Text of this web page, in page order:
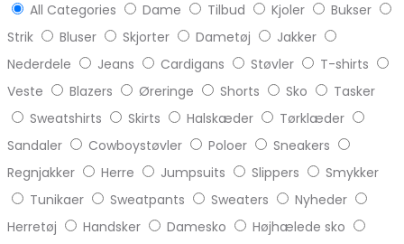
All Categories Dame Tilbud Kjoler
Bukser
Strik
Bluser Skjorter Dametøj
Jakker
Nederdele
Jeans Cardigans Støvler
T-shirts
Veste
Blazers Øreringe Shorts Sko
Tasker
Sweatshirts
Skirts Halskæder
Tørklæder
Sandaler
Cowboystøvler Poloer
Sneakers
Regnjakker
Herre Jumpsuits Slippers
Smykker
Tunikaer
Sweatpants Sweaters
Nyheder
Herretøj
Handsker Damesko
Højhælede sko